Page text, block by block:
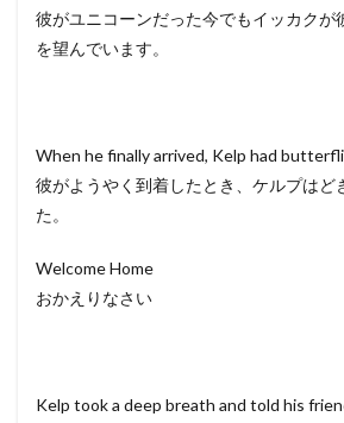
彼がユニコーンだった今でもイッカクが
を望んでいます。
When he finally arrived, Kelp had
彼がようやく到着したとき、ケルプはど
た。
Welcome Home
おかえりなさい
Kelp took a deep breath and told his